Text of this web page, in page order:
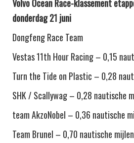
Volvo Ocean Race-klassement
donderdag 21 juni
Dongfeng Race Team
Vestas 11th Hour Racing – 0,15
Turn the Tide on Plastic – 0,28
SHK / Scallywag – 0,28 nautische
team AkzoNobel – 0,36 nautische
Team Brunel – 0,70 nautische